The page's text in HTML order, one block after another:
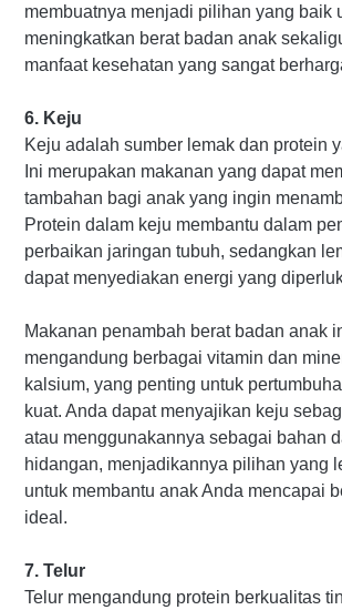
membuatnya menjadi pilihan yang baik
meningkatkan berat badan anak
manfaat kesehatan yang sangat
6. Keju
Keju adalah sumber lemak dan protein
Ini merupakan makanan yang dapat
tambahan bagi anak yang ingin
Protein dalam keju membantu dalam
perbaikan jaringan tubuh, sedangkan
dapat menyediakan energi yang
Makanan penambah berat badan anak
mengandung berbagai vitamin dan
kalsium, yang penting untuk
kuat. Anda dapat menyajikan keju
atau menggunakannya sebagai bahan
hidangan, menjadikannya pilihan yang
untuk membantu anak Anda mencapai
ideal.
7. Telur
Telur mengandung protein berkualitas